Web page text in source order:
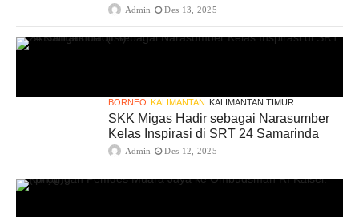
Admin Des 13, 2025
BORNEO KALIMANTAN KALIMANTAN TIMUR
SKK Migas Hadir sebagai Narasumber
Kelas Inspirasi di SRT 24 Samarinda
Admin Des 12, 2025